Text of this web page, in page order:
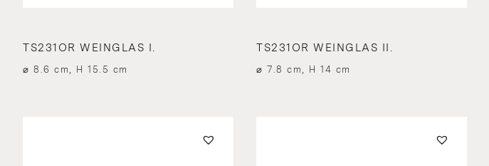
TS231OR WEINGLAS I.
⌀ 8.6 cm, H 15.5 cm
TS231OR WEINGLAS II.
⌀ 7.8 cm, H 14 cm